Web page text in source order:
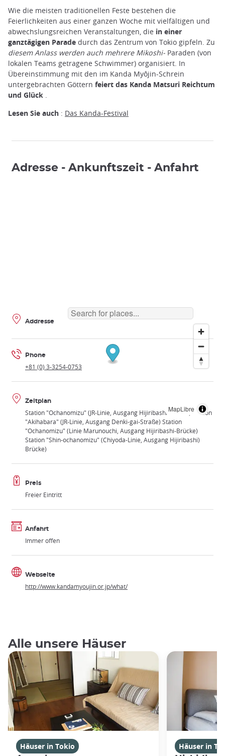
Wie die meisten traditionellen Feste bestehen die
Feierlichkeiten aus einer ganzen Woche mit vielfältigen und
abwechslungsreichen Veranstaltungen, die in einer
ganztägigen Parade durch das Zentrum von Tokio gipfeln. Zu
diesem Anlass werden auch mehrere Mikoshi- Paraden (von
lokalen Teams getragene Schwimmer) organisiert. In
Übereinstimmung mit den im Kanda Myôjin-Schrein
untergebrachten Göttern feiert das Kanda Matsuri Reichtum
und Glück .
Lesen Sie auch : Das Kanda-Festival
Adresse - Ankunftszeit - Anfahrt
MapLibre
Addresse
Phone
+81 (0) 3-3254-0753
Zeitplan
Station "Ochanomizu" (JR-Linie, Ausgang Hijiribashi-Brücke) Station
"Akihabara" (JR-Linie, Ausgang Denki-gai-Straße) Station
"Ochanomizu" (Linie Marunouchi, Ausgang Hijiribashi-Brücke)
Station "Shin-ochanomizu" (Chiyoda-Linie, Ausgang Hijiribashi)
Brücke)
Preis
Freier Eintritt
Anfahrt
Immer offen
Webseite
http://www.kandamyoujin.or.jp/what/
Alle unsere Häuser
Häuser in Tokio
Häuser in